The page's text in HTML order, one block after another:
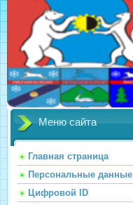
Меню сайта
Главная страница
Персональные данные
Цифровой ID